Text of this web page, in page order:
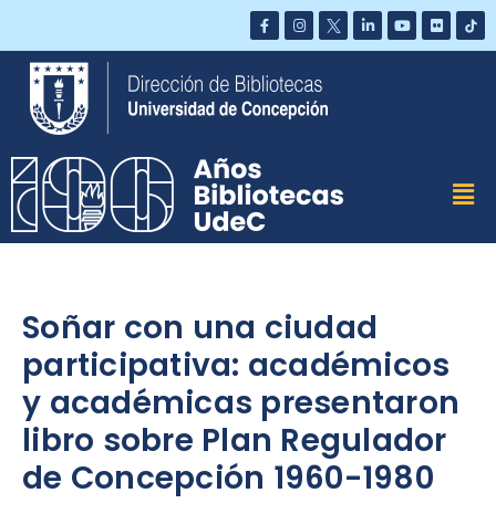
Saltar
contenido
Soñar con una ciudad
participativa: académicos
y académicas presentaron
libro sobre Plan Regulador
de Concepción 1960-1980